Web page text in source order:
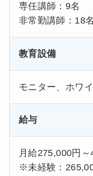
専任講師：9名
非常勤講師：18名
教育設備
モニター、ホワ
給与
月給275,000円～
※未経験：